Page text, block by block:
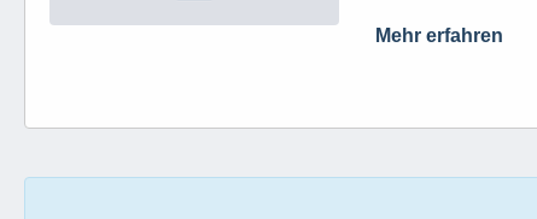
Mehr erfahren